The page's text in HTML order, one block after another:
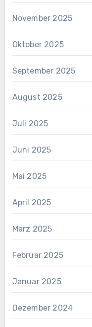
November 2025
Oktober 2025
September 2025
August 2025
Juli 2025
Juni 2025
Mai 2025
April 2025
März 2025
Februar 2025
Januar 2025
Dezember 2024